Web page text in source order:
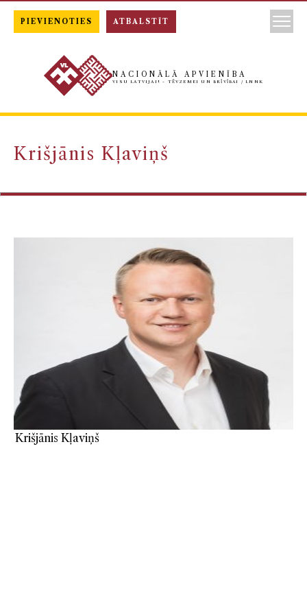
NACIONĀLĀ APVIENĪBA
VISU LATVIJAI! - TĒVZEMEI UN BRĪVĪBAI / LNNK
Krišjānis Kļaviņš
Krišjānis Kļaviņš
PIEVIENOTIES ATBALSTĪT